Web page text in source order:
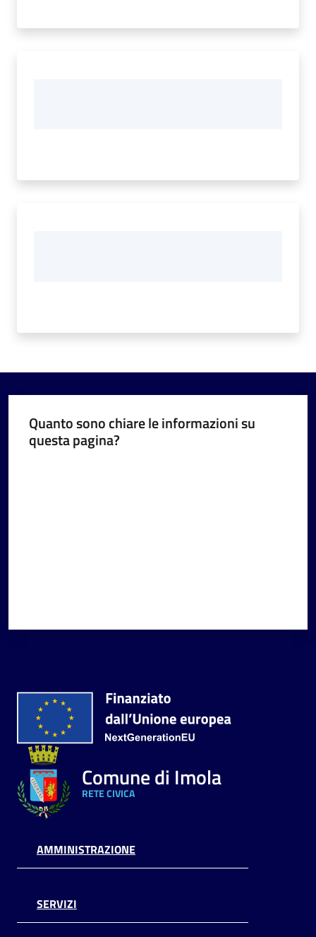
Quanto sono chiare le informazioni su
questa pagina?
Comune di Imola
RETE CIVICA
AMMINISTRAZIONE
SERVIZI